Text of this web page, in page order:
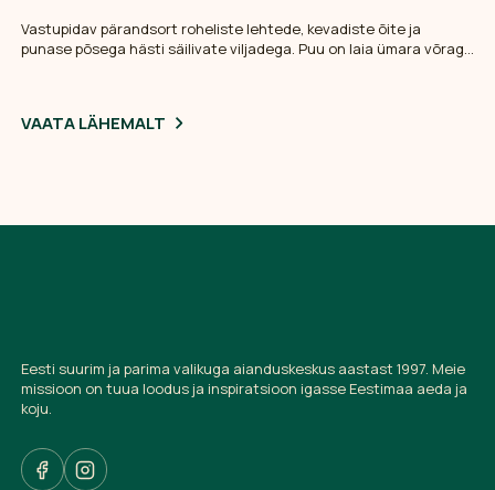
Vastupidav pärandsort roheliste lehtede, kevadiste õite ja
punase põsega hästi säilivate viljadega. Puu on laia ümara võraga
VAATA LÄHEMALT
Eesti suurim ja parima valikuga aianduskeskus aastast 1997. Meie
missioon on tuua loodus ja inspiratsioon igasse Eestimaa aeda ja
koju.